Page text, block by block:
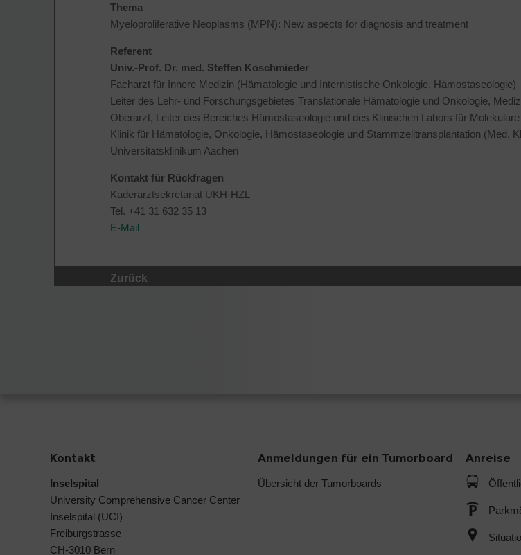
Thema
Myeloproliferative Neoplasms (MPN): New aspects for diagnosis and treatment
Referent
Univ.-Prof. Dr. med. Steffen Koschmieder
Facharzt für Innere Medizin (Hämatologie und Internistische Onkologie, Hämostaseologie)
Leiter des Lehr- und Forschungsgebietes Translationale Hämatologie und Onkologie,
Oberarzt, Leiter des Bereiches Hämostaseologie und des Klinischen Labors für
Klinik für Hämatologie, Onkologie, Hämostaseologie und Stammzelltransplantation (Med.
Universitätsklinikum Aachen
Kontakt für Rückfragen
Kaderarztsekretariat UKH-HZL
Tel. +41 31 632 35 13
E-Mail
Zurück
Kontakt
Inselspital
University Comprehensive Cancer Center
Inselspital (UCI)
Freiburgstrasse
CH-3010 Bern
Anmeldungen für ein Tumorboard
Übersicht der Tumorboards
Anreise